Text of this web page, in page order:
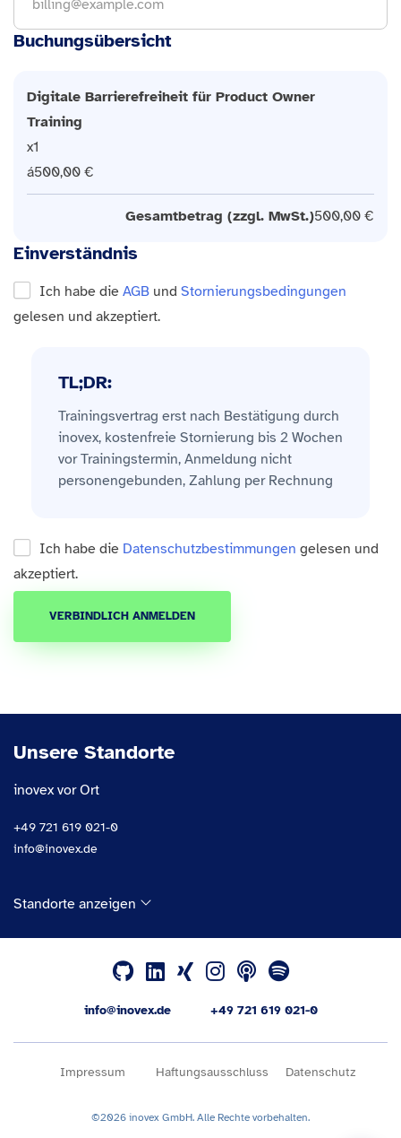
Buchungsübersicht
Digitale Barrierefreiheit für Product Owner
Training
1
500,00 €
Gesamtbetrag (zzgl. MwSt.)500,00 €
Einverständnis
Ich habe die AGB und Stornierungsbedingungen
gelesen und akzeptiert.
TL;DR:
Trainingsvertrag erst nach Bestätigung durch
inovex, kostenfreie Stornierung bis 2 Wochen
vor Trainingstermin, Anmeldung nicht
personengebunden, Zahlung per Rechnung
Ich habe die Datenschutzbestimmungen gelesen und
akzeptiert.
VERBINDLICH ANMELDEN
Unsere Standorte
inovex vor Ort
+49 721 619 021-0
info@inovex.de
Standorte anzeigen
info@inovex.de +49 721 619 021-0
Impressum Haftungsausschluss Datenschutz
©2026 inovex GmbH. Alle Rechte vorbehalten.